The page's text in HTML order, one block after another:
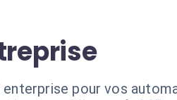
pour vos